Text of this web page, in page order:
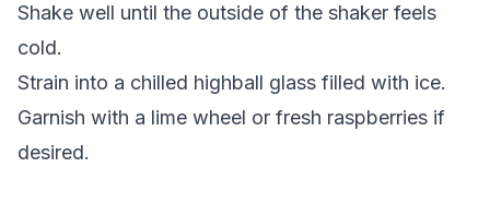
Shake well until the outside of the shaker feels
cold.
Strain into a chilled highball glass filled with ice.
Garnish with a lime wheel or fresh raspberries if
desired.